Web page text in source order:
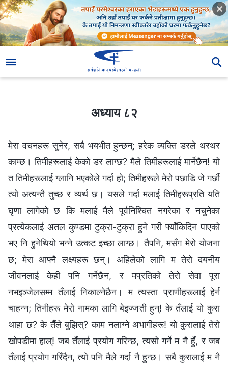
अध्याय ८२
मेरा वचनहरू सुनेर, सबै भयभीत हुन्छन्; हरेक व्यक्ति डरले थरथर
काम्छ। तिमीहरूलाई केको डर लाग्छ? मैले तिमीहरूलाई मार्नेछैन! यो
त तिमीहरूलाई ग्लानि भएकोले गर्दा हो; तिमीहरूले मेरो पछाडि जे गर्छौ
त्यो अत्यन्तै तुच्छ र व्यर्थ छ। यसले गर्दा मलाई तिमीहरूप्रति यति
घृणा लागेको छ कि मलाई मैले पूर्वनिश्चित नगरेका र नचुनेका
प्रत्येकलाई अतल कुण्‍डमा टुक्रा-टुक्रा हुने गरी फ्याँकिदिन पाएको
भए नि हुनेथियो भन्‍ने उत्कट इच्‍छा लाग्छ। तैपनि, मसँग मेरो योजना
छ; मेरा आफ्‍नै लक्ष्यहरू छन्। अहिलेको लागि म तेरो दयनीय
जीवनलाई केही पनि गर्नेछैन, र मप्रतिको तेरो सेवा पूरा
नभइञ्‍जेलसम्‍म तँलाई निकाल्‍नेछैन। म त्यस्ता प्राणीहरूलाई हेर्न
चाहन्‍न; तिनीहरू मेरो नामका लागि बेइज्जती हुन्! के तँलाई यो कुरा
थाहा छ? के तैँले बुझिस्? काम नलाग्‍ने अभागीहरू! यो कुरालाई तेरो
खोपडीमा हाल्! जब तँलाई प्रयोग गरिन्छ, त्यसो गर्ने म नै हुँ, र जब
तँलाई प्रयोग गरिँदैन, त्यो पनि मैले गर्दा नै हुन्छ। सबै कुरालाई म नै